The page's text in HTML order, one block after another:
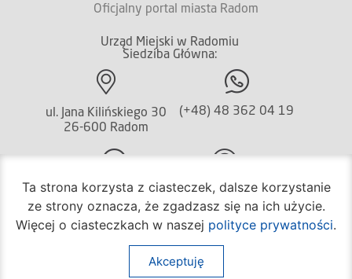
Oficjalny portal miasta Radom
Urząd Miejski w Radomiu
Siedziba Główna:
ul. Jana Kilińskiego 30
26-600 Radom
(+48) 48 362 04 19
(+48) 362 04 24 bom@umradom.pl
Godziny pracy:
poniedziałek – piątek
Ta strona korzysta z ciasteczek, dalsze korzystanie
ze strony oznacza, że zgadzasz się na ich użycie.
Więcej o ciasteczkach w naszej polityce prywatności.
Akceptuję